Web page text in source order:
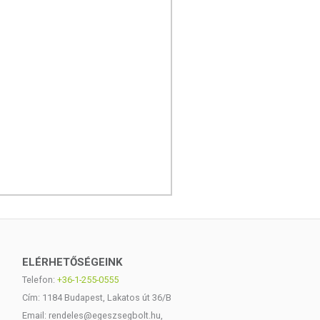
ELÉRHETŐSÉGEINK
Telefon: +36-1-255-0555
Cím: 1184 Budapest, Lakatos út 36/B
Email: rendeles@egeszsegbolt.hu,